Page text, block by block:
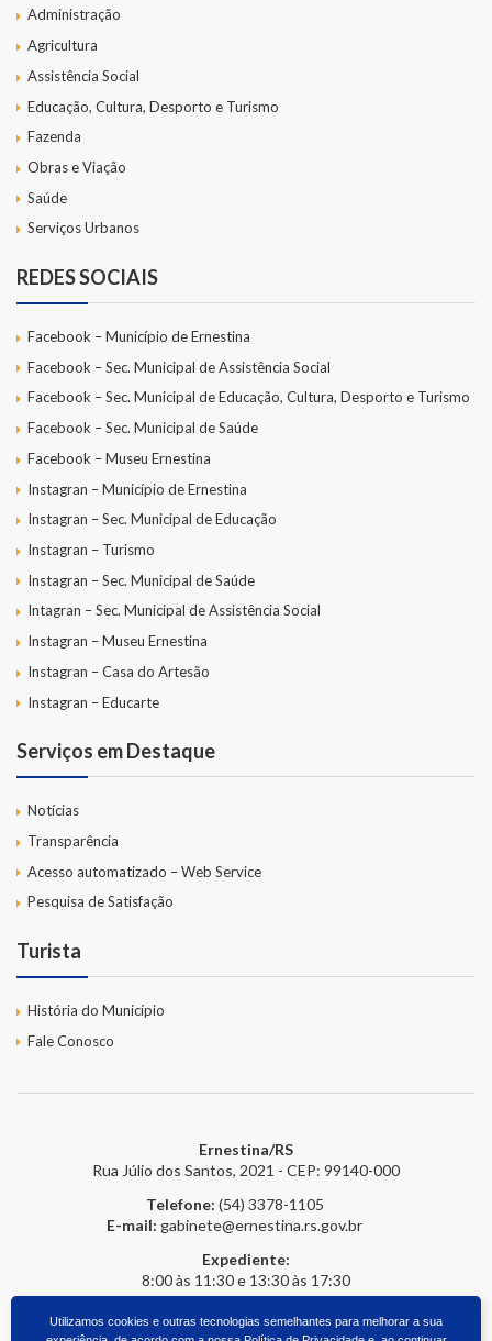
Administração
Agricultura
Assistência Social
Educação, Cultura, Desporto e Turismo
Fazenda
Obras e Viação
Saúde
Serviços Urbanos
REDES SOCIAIS
Facebook – Município de Ernestina
Facebook – Sec. Municipal de Assistência Social
Facebook – Sec. Municipal de Educação, Cultura, Desporto e Turismo
Facebook – Sec. Municipal de Saúde
Facebook – Museu Ernestina
Instagran – Município de Ernestina
Instagran – Sec. Municipal de Educação
Instagran – Turismo
Instagran – Sec. Municipal de Saúde
Intagran – Sec. Municipal de Assistência Social
Instagran – Museu Ernestina
Instagran – Casa do Artesão
Instagran – Educarte
Serviços em Destaque
Notícias
Transparência
Acesso automatizado – Web Service
Pesquisa de Satisfação
Turista
História do Município
Fale Conosco
Ernestina/RS
Rua Júlio dos Santos, 2021 - CEP: 99140-000
Telefone: (54) 3378-1105
E-mail: gabinete@ernestina.rs.gov.br
Expediente:
8:00 às 11:30 e 13:30 às 17:30
Utilizamos cookies e outras tecnologias semelhantes para melhorar a sua